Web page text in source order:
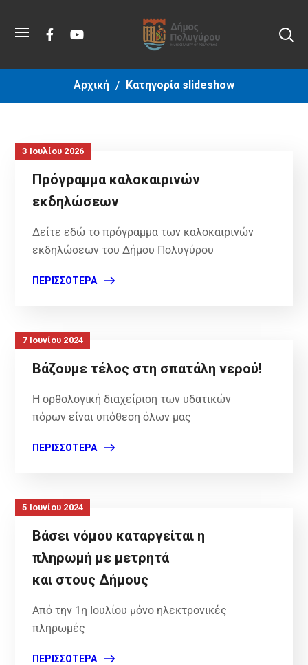
Αρχική Κατηγορία slideshow
3 Ιουλίου 2026
Πρόγραμμα καλοκαιρινών
εκδηλώσεων
Δείτε εδώ το πρόγραμμα των καλοκαιρινών
εκδηλώσεων του Δήμου Πολυγύρου
ΠΕΡΙΣΣΌΤΕΡΑ
7 Ιουνίου 2024
Βάζουμε τέλος στη σπατάλη νερού!
Η ορθολογική διαχείριση των υδατικών
πόρων είναι υπόθεση όλων μας
ΠΕΡΙΣΣΌΤΕΡΑ
5 Ιουνίου 2024
Βάσει νόμου καταργείται η
πληρωμή με μετρητά
και στους Δήμους
Από την 1η Ιουλίου μόνο ηλεκτρονικές
πληρωμές
ΠΕΡΙΣΣΌΤΕΡΑ